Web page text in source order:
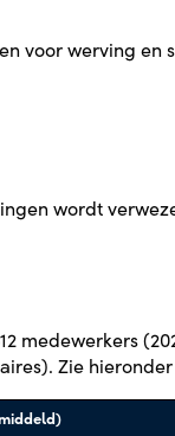
voor werving
wordt
medewerkers
Zie